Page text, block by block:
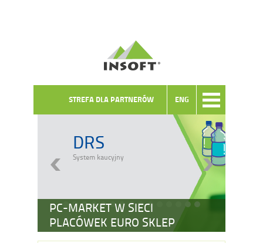
ENG
STREFA DLA PARTNERÓW
PC-MARKET W SIECI
PLACÓWEK EURO SKLEP
DRS
System kaucyjny